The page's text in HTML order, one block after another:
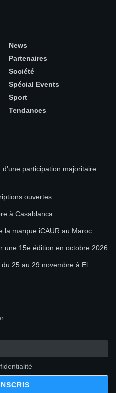
News
Partenaires
Société
Spécial Events
Sport
Tendances
participation majoritaire
ouvertes
à Casablanca
la marque iCAUR au Maroc
une 15e édition en octobre 2026
25 au 29 novembre à El